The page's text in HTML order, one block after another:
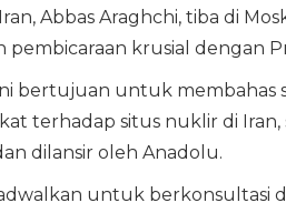
Abbas Araghchi, tiba di
pembicaraan krusial dengan
bertujuan untuk membahas
terhadap situs nuklir di
dilansir oleh Anadolu.
untuk berkonsultasi